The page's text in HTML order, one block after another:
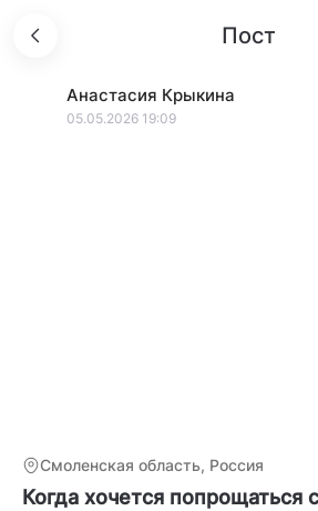
Пост
Анастасия Крыкина
05.05.2026 19:09
Смоленская область, Россия
Когда хочется попрощаться